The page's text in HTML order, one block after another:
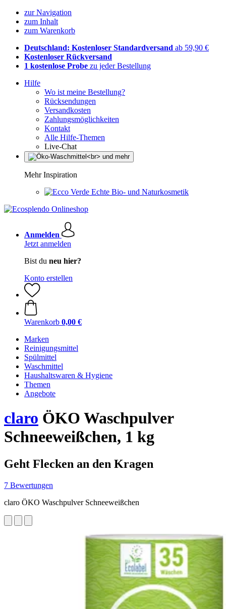
zur Navigation
zum Inhalt
zum Warenkorb
Deutschland: Kostenloser Standardversand ab 59,90 €
Kostenloser Rückversand
1 kostenlose Probe zu jeder Bestellung
Hilfe
Wo ist meine Bestellung?
Rücksendungen
Versandkosten
Zahlungsmöglichkeiten
Kontakt
Alle Hilfe-Themen
Live-Chat
Mehr Inspiration
Echte Bio- und Naturkosmetik
Anmelden
Jetzt anmelden
Bist du neu hier?
Konto erstellen
Warenkorb 0,00 €
Marken
Reinigungsmittel
Spülmittel
Waschmittel
Haushaltswaren & Hygiene
Themen
Angebote
claro ÖKO Waschpulver
Schneeweißchen, 1 kg
Geht Flecken an den Kragen
7 Bewertungen
claro ÖKO Waschpulver Schneeweißchen